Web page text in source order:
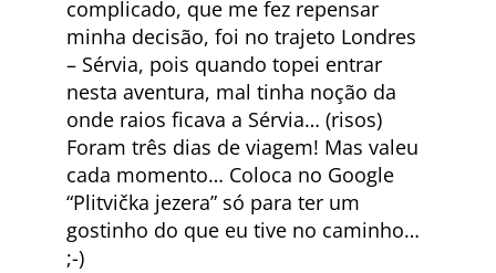
complicado, que me fez repensar
minha decisão, foi no trajeto Londres
– Sérvia, pois quando topei entrar
nesta aventura, mal tinha noção da
onde raios ficava a Sérvia… (risos)
Foram três dias de viagem! Mas valeu
cada momento… Coloca no Google
“Plitvička jezera” só para ter um
gostinho do que eu tive no caminho…
;-)